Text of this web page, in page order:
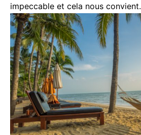
impeccable et cela nous convient.